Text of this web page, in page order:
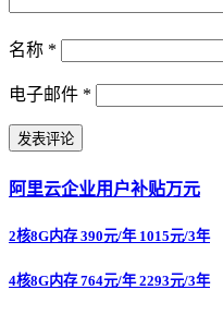
名称 *
电子邮件 *
阿里云企业用户补贴万元
2核8G内存 390元/年 1015元/3年
4核8G内存 764元/年 2293元/3年